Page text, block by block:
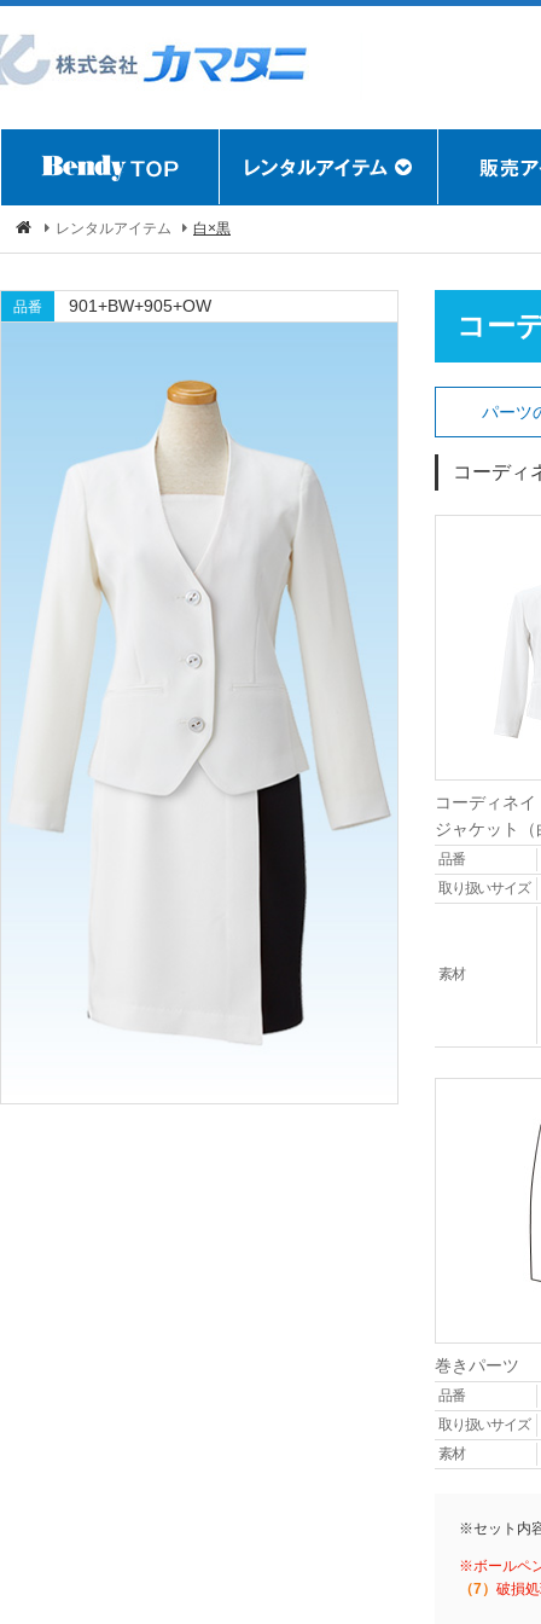
レンタルアイテム 白×黒
品番 901+BW+905+OW
コー
パーツ
コーディ
コーディネ
ジャケット（
品番
取り扱いサイズ
素材
巻きパーツ
品番
取り扱いサイズ
素材
※セット内
※ボールペ
（7） 破損